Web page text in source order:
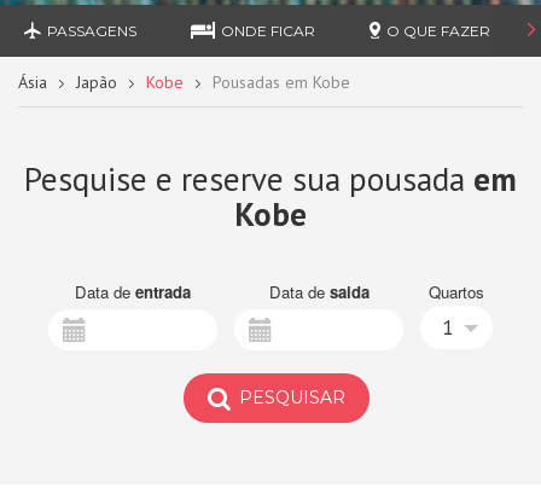
PASSAGENS ONDE FICAR O QUE FAZER
Ásia Japão Kobe Pousadas em Kobe
Pesquise e reserve sua pousada em
Kobe
Data de entrada Data de saida Quartos
1
PESQUISAR